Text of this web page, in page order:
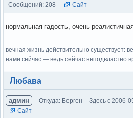
Сообщений: 208
Сайт
нормальная гадость, очень
вечная жизнь действительно существует:
нами сейчас — ведь сейчас неподвластно
Вне форума
Любава
админ Откуда: Берген Здесь с 2006-
Сайт